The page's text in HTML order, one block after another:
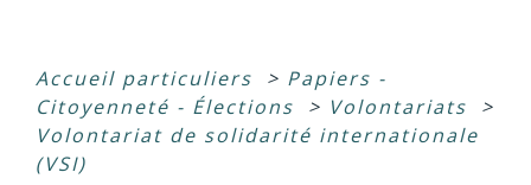
Accueil particuliers > Papiers -
Citoyenneté - Élections
> Volontariats
>
Volontariat de solidarité internationale
(VSI)